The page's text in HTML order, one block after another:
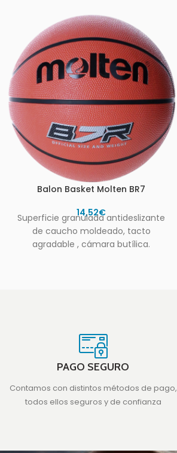
Balon Basket Molten BR7
14,52€
Superficie granulada antideslizante
de caucho moldeado, tacto
agradable , cámara butí­lica.
PAGO SEGURO
Contamos con distintos métodos de pago,
todos ellos seguros y de confianza